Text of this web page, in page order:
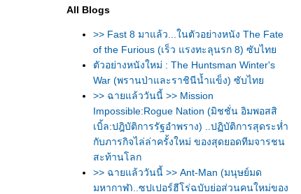
All Blogs
>> Fast 8 มาแล้ว...ในตัวอย่างหนัง The Fate
of the Furious (เร็ว แรงทะลุนรก 8) ซับไท
ตัวอย่างหนังใหม่ : The Huntsman Winter's
War (พรานป่าและราชินีน้ำแข็ง) ซับไท
>> ฉายแล้ววันนี้ >> Mission
Impossible:Rogue Nation (มิชชั่น อิมพอสสิ
เบิ้ล:ปฎิบัติการรัฐอำพราง) ..ปฏิบัติการสุดระห่ำ
กับภารกิจไล่ล่าครั้งใหม่ ของสุดยอดทีมจารชน
สะท้านโลก
>> ฉายแล้ววันนี้ >> Ant-Man (มนุษย์มด
มหากาฬ)..ซุปเปอร์ฮีโร่ฉบับย่อส่วนคนใหม่ของ